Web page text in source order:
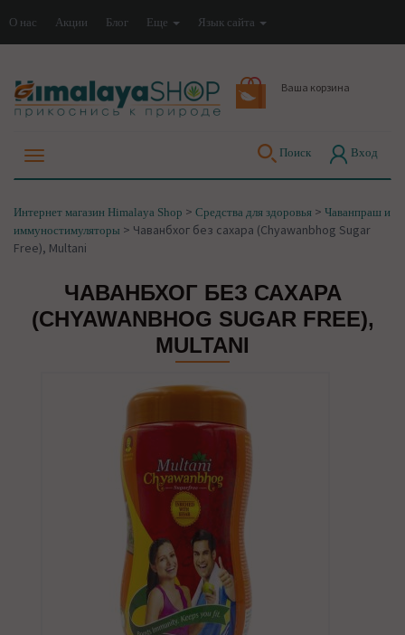
О нас Акции Блог Еще Язык сайта
Ваша корзина
Поиск Вход
Интернет магазин Himalaya Shop > Средства для здоровья > Чаванпраш и
иммуностимуляторы > Чаванбхог без сахара (Chyawanbhog Sugar
Free), Multani
ЧАВАНБХОГ БЕЗ САХАРА
(CHYAWANBHOG SUGAR FREE),
MULTANI